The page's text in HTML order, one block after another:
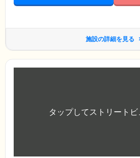
施設の詳細を見る